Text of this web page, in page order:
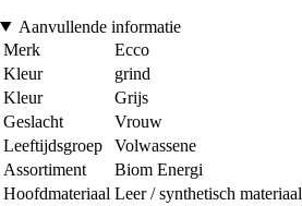
Aanvullende informatie
Merk
Ecco
Kleur
grind
Kleur
Grijs
Geslacht
Vrouw
Leeftijdsgroep
Volwassene
Assortiment
Biom Energi
Hoofdmateriaal Leer / synthetisch materiaal